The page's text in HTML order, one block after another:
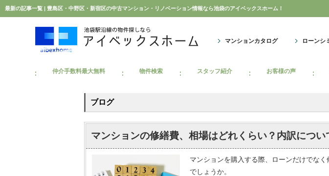
最新の記事一覧 | 豊島区・中野区・新宿区の中古マンション・リノベーション情報なら池袋のアイベックスホーム！
マンションカタログ ローンシ
仲介手数料最大無料 物件検索 スタッフ紹介 お客様の声
ブログ
マンションの修繕費、相場はどれくらい？内訳につ
マンションを購入する際、ローンだけでな
でしょうか。